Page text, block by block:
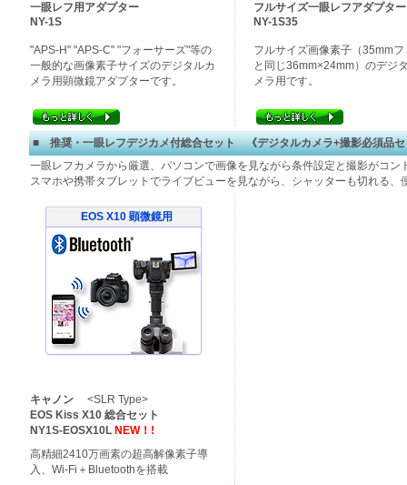
一眼レフ用アダプター
NY-1S
フルサイズ一眼レフアダプター
NY-1S35
"APS-H" "APS-C" "フォーサーズ"等の
一般的な画像素子サイズのデジタルカ
メラ用顕微鏡アダプターです。
フルサイズ画像素子（35mmフ
と同じ36mm×24mm）のデジ
メラ用です。
■ 推奨・一眼レフデジカメ付総合セット 《デジタルカメラ+撮影必須品セ
一眼レフカメラから厳選、パソコンで画像を見ながら条件設定と撮影がコ
スマホや携帯タブレットでライブビューを見ながら、シャッターも切れる
EOS X10 顕微鏡用
キャノン <SLR Type>
EOS Kiss X10 総合セット
NY1S-EOSX10L NEW！!
高精細2410万画素の超高解像素子導
入、Wi-Fi＋Bluetoothを搭載